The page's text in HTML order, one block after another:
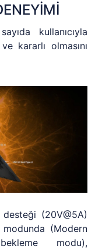
kullanıcıyla
kararlı olmasını
(20V@5A)
(Modern
modu),